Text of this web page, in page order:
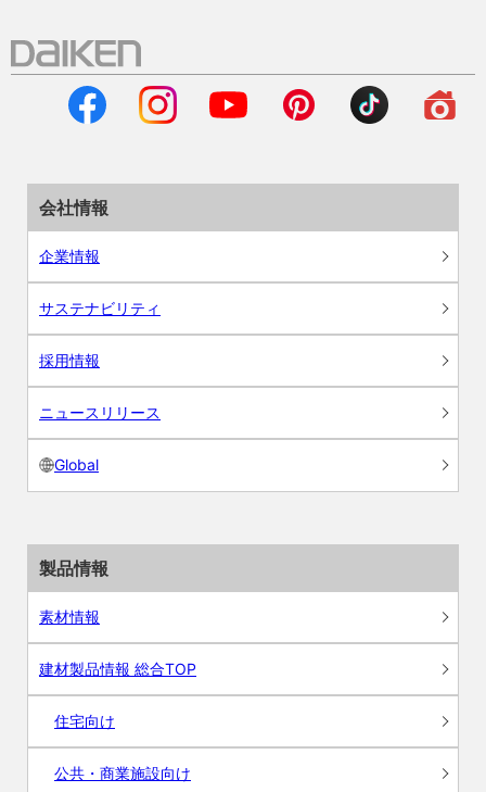
会社情報
企業情報
サステナビリティ
採用情報
ニュースリリース
Global
製品情報
素材情報
建材製品情報 総合TOP
住宅向け
公共・商業施設向け